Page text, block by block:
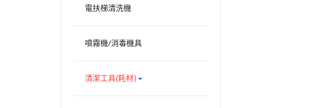
電扶梯清洗機
噴霧機/消毒機具
清潔工具(耗材)